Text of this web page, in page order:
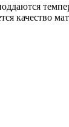
качество